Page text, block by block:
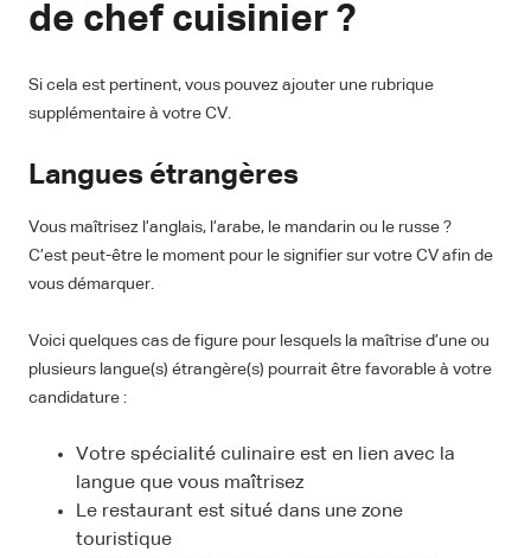
de chef cuisinier ?
Si cela est pertinent, vous pouvez ajouter une rubrique
supplémentaire à votre CV.
Langues étrangères
Vous maîtrisez l’anglais, l’arabe, le mandarin ou le russe ?
C’est peut-être le moment pour le signifier sur votre CV afin de
vous démarquer.
Voici quelques cas de figure pour lesquels la maîtrise d’une ou
plusieurs langue(s) étrangère(s) pourrait être favorable à votre
candidature :
Votre spécialité culinaire est en lien avec la
langue que vous maîtrisez
Le restaurant est situé dans une zone
touristique